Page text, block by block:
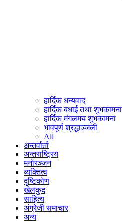
हार्दिक धन्यवाद
हार्दिक बधाई तथा शुभकामना
हार्दिक मंगलमय शुभकामना
भावपूर्ण श्रद्धाञ्जली
All
अन्तर्वार्ता
अन्तराष्ट्रिय
मनोरञ्जन
व्यक्तित्व
दृष्टिकोण
खेलकुद
साहित्य
अंग्रेजी समाचार
अन्य